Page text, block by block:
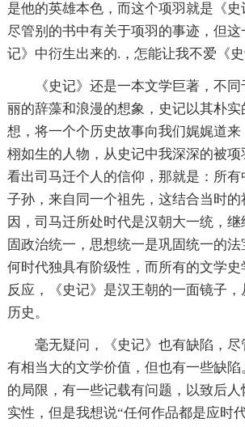
是他的英雄本色，而这个项羽就是《史
尽管别的书中有关于项羽的事迹，但这
记》中衍生出来的.，怎能让我不爱《史
《史记》还是一本文学巨著，不同
丽的辞藻和浪漫的想象，史记以其朴
想，将一个个历史故事向我们娓娓道来
栩如生的人物，从史记中我深深的被
看出司马迁个人的信仰，那就是：所
子孙，来自同一个祖先，这结合当时
因，司马迁所处时代是汉朝大一统，
固政治统一，思想统一是巩固统一的
何时代独具有阶级性，而所有的文学
反应，《史记》是汉王朝的一面镜子
历史。
毫无疑问，《史记》也有缺陷，尽
有相当大的文学价值，但也有一些缺
的局限，有一些记载有问题，以致后
实性，但是我想说“任何作品都是应时